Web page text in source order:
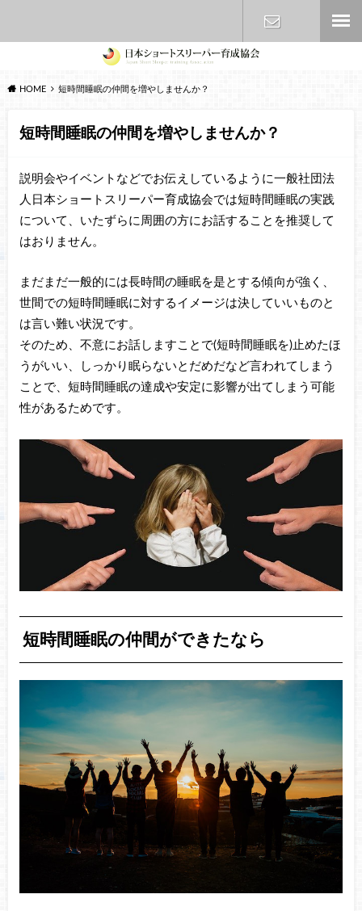
お問い合わ
HOME 短時間睡眠の仲間を増やしませんか？
短時間睡眠の仲間を増やしませんか？
説明会やイベントなどでお伝えしているように一般社団法
人日本ショートスリーパー育成協会では短時間睡眠の実践
について、いたずらに周囲の方にお話することを推奨して
はおりません。
まだまだ一般的には長時間の睡眠を是とする傾向が強く、
世間での短時間睡眠に対するイメージは決していいものと
は言い難い状況です。
そのため、不意にお話しますことで(短時間睡眠を)止めたほ
うがいい、しっかり眠らないとだめだなど言われてしまう
ことで、短時間睡眠の達成や安定に影響が出てしまう可能
性があるためです。
短時間睡眠の仲間ができたなら